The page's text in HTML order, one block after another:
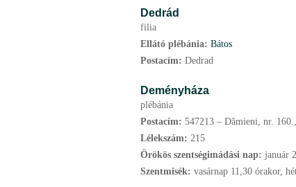
Dedrád
filia
Ellátó plébánia: Bátos
Postacím: Dedrad
Deményháza
plébánia
Postacím: 547213 – Dămieni, nr.
Lélekszám: 215
Örökös szentségimádási nap: január
Szentmisék: vasárnap 11,30 órakor,